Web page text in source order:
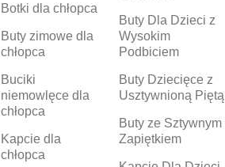
Botki dla chłopca
Buty zimowe dla
chłopca
Buciki
niemowlęce dla
chłopca
Kapcie dla
chłopca
Buty Dla Dzieci z
Wysokim
Podbiciem
Buty Dziecięce z
Usztywnioną Piętą
Buty ze Sztywnym
Zapiętkiem